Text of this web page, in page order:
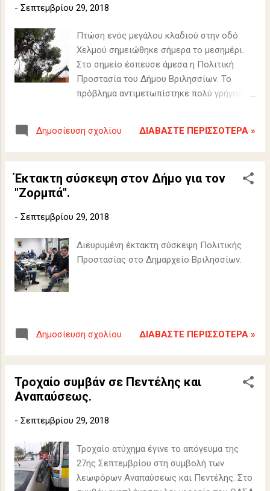
- Σεπτεμβρίου 29, 2018
Πτώση ενός μεγάλου κλαδιού στην οδό
Χελμού σημειώθηκε σήμερα το μεσημέρι.
Στο σημείο έσπευσε άμεσα η Πολιτική
Προστασία του Δήμου Βριλησσίων. Το
πρόβλημα αντιμετωπίστηκε πολύ γρήγορα.
Δημοσίευση σχολίου ΔΙΑΒΆΣΤΕ ΠΕΡΙΣΣΌΤΕΡΑ »
Έκτακτη σύσκεψη στον Δήμο για τον
"Ζορμπά".
- Σεπτεμβρίου 29, 2018
Διευρυμένη έκτακτη σύσκεψη Πολιτικής
Προστασίας στο Δημαρχείο Βριλησσίων.
Δημοσίευση σχολίου ΔΙΑΒΆΣΤΕ ΠΕΡΙΣΣΌΤΕΡΑ »
Τροχαίο συμβάν σε Πεντέλης και
Αναπαύσεως.
- Σεπτεμβρίου 29, 2018
Τροχαίο ατύχημα έγινε το απόγευμα της
27ης Σεπτεμβρίου στη συμβολή των
λεωφόρων Αναπαύσεως και Πεντέλης. Στο